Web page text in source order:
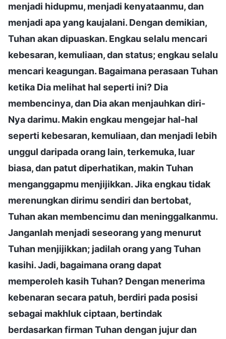
menjadi hidupmu, menjadi kenyataanmu, dan
menjadi apa yang kaujalani. Dengan demikian,
Tuhan akan dipuaskan. Engkau selalu mencari
kebesaran, kemuliaan, dan status; engkau selalu
mencari keagungan. Bagaimana perasaan Tuhan
ketika Dia melihat hal seperti ini? Dia
membencinya, dan Dia akan menjauhkan diri-
Nya darimu. Makin engkau mengejar hal-hal
seperti kebesaran, kemuliaan, dan menjadi lebih
unggul daripada orang lain, terkemuka, luar
biasa, dan patut diperhatikan, makin Tuhan
menganggapmu menjijikkan. Jika engkau tidak
merenungkan dirimu sendiri dan bertobat,
Tuhan akan membencimu dan meninggalkanmu.
Janganlah menjadi seseorang yang menurut
Tuhan menjijikkan; jadilah orang yang Tuhan
kasihi. Jadi, bagaimana orang dapat
memperoleh kasih Tuhan? Dengan menerima
kebenaran secara patuh, berdiri pada posisi
sebagai makhluk ciptaan, bertindak
berdasarkan firman Tuhan dengan jujur dan